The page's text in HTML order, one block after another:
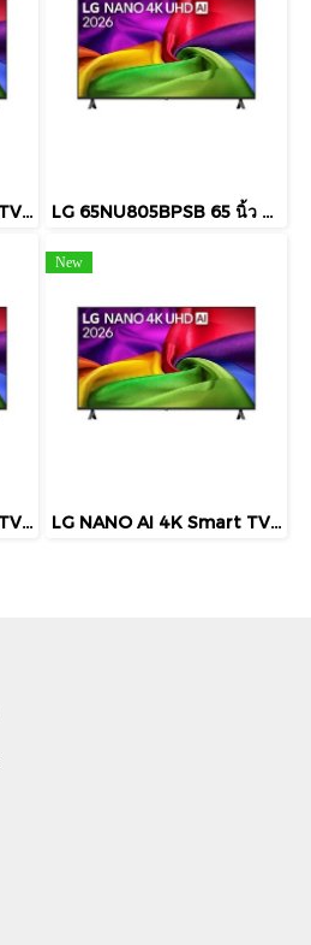
LG NANO AI 4K Smart TV 85 นิ้ว รุ่น 85NU805BPSB LG 65NU805BPSB 65 นิ้ว NANO AI 4K UHD Smart TV webOS 26 รุ่นปี 2026
LG NANO AI 4K Smart TV 55 นิ้ว รุ่น 55NU805BPSB
New
LG NANO AI 4K Smart TV 75 นิ้ว รุ่น 75NU805BPSB